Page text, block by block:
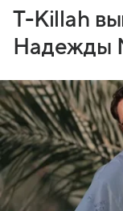
T-Killah
Надежды